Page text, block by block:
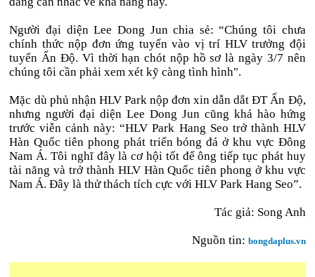
Người đại diện Lee Dong Jun chia sẻ: “Chúng tôi chưa
chính thức nộp đơn ứng tuyển vào vị trí HLV trưởng đội
tuyển Ấn Độ. Vì thời hạn chót nộp hồ sơ là ngày 3/7 nên
chúng tôi cần phải xem xét kỹ càng tình hình".
Mặc dù phủ nhận HLV Park nộp đơn xin dẫn dắt ĐT Ấn Độ,
nhưng người đại diện Lee Dong Jun cũng khá hào hứng
trước viễn cảnh này: “HLV Park Hang Seo trở thành HLV
Hàn Quốc tiên phong phát triển bóng đá ở khu vực Đông
Nam Á. Tôi nghĩ đây là cơ hội tốt để ông tiếp tục phát huy
tài năng và trở thành HLV Hàn Quốc tiên phong ở khu vực
Nam Á. Đây là thử thách tích cực với HLV Park Hang Seo”.
Tác giả: Song Anh
Nguồn tin: bongdaplus.vn